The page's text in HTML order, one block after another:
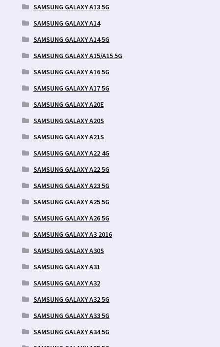
SAMSUNG GALAXY A13 5G
SAMSUNG GALAXY A14
SAMSUNG GALAXY A14 5G
SAMSUNG GALAXY A15/A15 5G
SAMSUNG GALAXY A16 5G
SAMSUNG GALAXY A17 5G
SAMSUNG GALAXY A20E
SAMSUNG GALAXY A20S
SAMSUNG GALAXY A21S
SAMSUNG GALAXY A22 4G
SAMSUNG GALAXY A22 5G
SAMSUNG GALAXY A23 5G
SAMSUNG GALAXY A25 5G
SAMSUNG GALAXY A26 5G
SAMSUNG GALAXY A3 2016
SAMSUNG GALAXY A30S
SAMSUNG GALAXY A31
SAMSUNG GALAXY A32
SAMSUNG GALAXY A32 5G
SAMSUNG GALAXY A33 5G
SAMSUNG GALAXY A34 5G